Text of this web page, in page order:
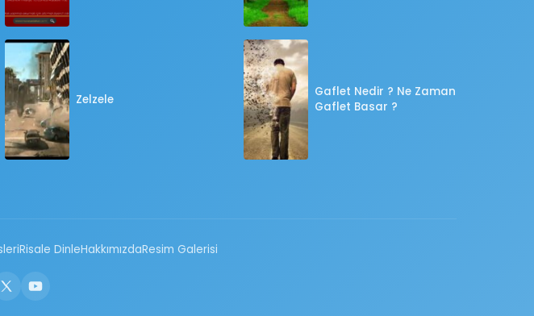
Zelzele
Gaflet Nedir ? Ne Zaman
Gaflet Basar ?
Risale DinleHakkımızdaResim Galerisi